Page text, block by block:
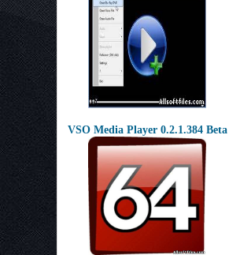
VSO Media Player 0.2.1.384 Beta